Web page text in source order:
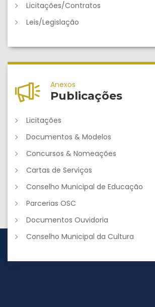
Licitações/Contratos
Leis/Legislação
Anexos
Publicações
Licitações
Documentos & Modelos
Concursos & Nomeações
Cartas de Serviços
Conselho Municipal de Educação
Parcerias OSC
Documentos Ouvidoria
Conselho Municipal da Cultura